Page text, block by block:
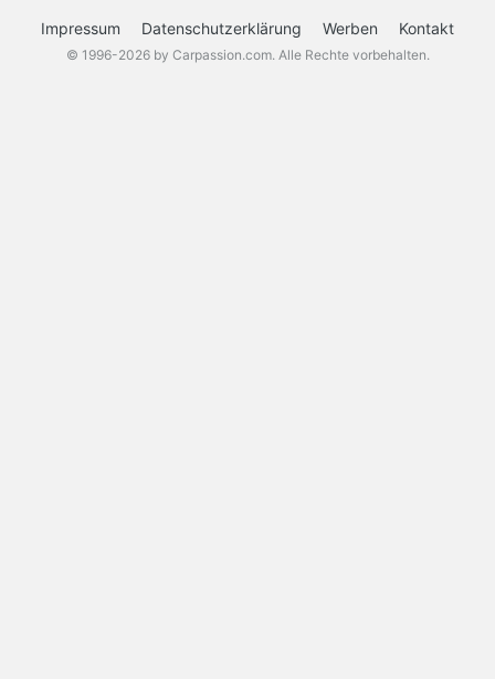
Impressum Datenschutzerklärung Werben Kontakt
© 1996-2026 by Carpassion.com. Alle Rechte vorbehalten.